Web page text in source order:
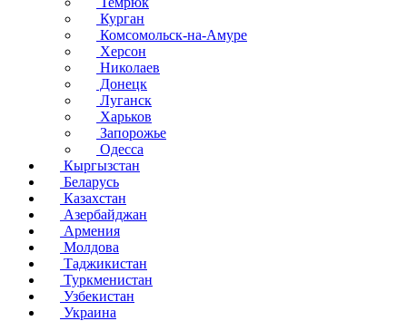
Курган
Комсомольск-на-Амуре
Херсон
Николаев
Донецк
Луганск
Харьков
Запорожье
Одесса
Кыргызстан
Беларусь
Казахстан
Азербайджан
Армения
Молдова
Таджикистан
Туркменистан
Узбекистан
Украина